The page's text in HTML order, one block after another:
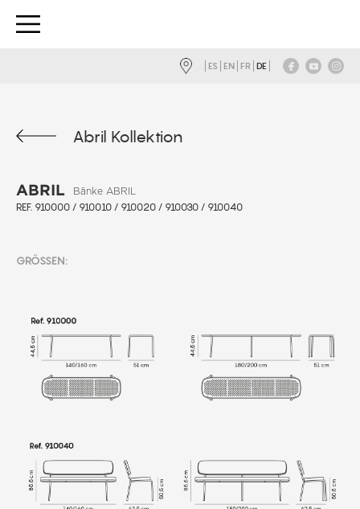
ES EN FR DE
Abril Kollektion
ABRIL Bänke ABRIL
REF. 910000 / 910010 / 910020 / 910030 / 910040
GRÖSSEN: